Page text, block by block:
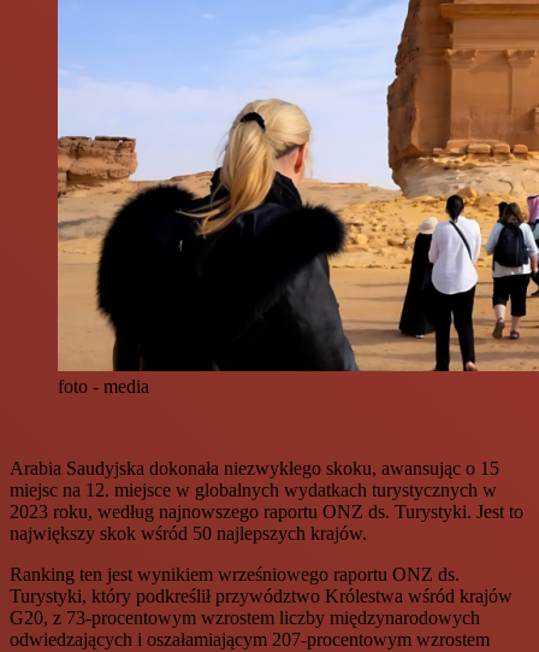
foto - media
Arabia Saudyjska dokonała niezwykłego skoku, awansując o 15
miejsc na 12. miejsce w globalnych wydatkach turystycznych w
2023 roku, według najnowszego raportu ONZ ds. Turystyki. Jest to
największy skok wśród 50 najlepszych krajów.
Ranking ten jest wynikiem wrześniowego raportu ONZ ds.
Turystyki, który podkreślił przywództwo Królestwa wśród krajów
G20, z 73-procentowym wzrostem liczby międzynarodowych
odwiedzających i oszałamiającym 207-procentowym wzrostem